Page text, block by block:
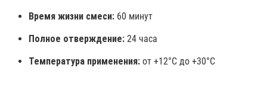
Время жизни смеси: 60 минут
Полное отверждение: 24 часа
Температура применения: от +12°C до +30°C